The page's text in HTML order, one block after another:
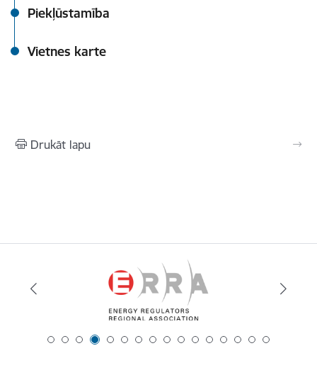
Piekļūstamība
Vietnes karte
Drukāt lapu